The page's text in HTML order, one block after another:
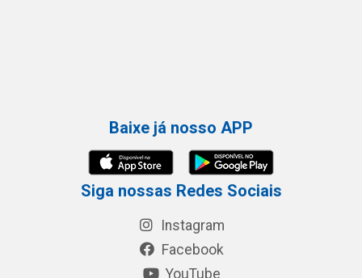
Baixe já nosso APP
Siga nossas Redes Sociais
Instagram
Facebook
YouTube